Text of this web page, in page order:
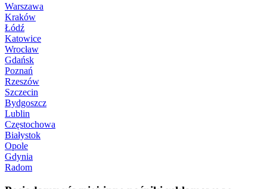
Warszawa
Kraków
Łódź
Katowice
Wrocław
Gdańsk
Poznań
Rzeszów
Szczecin
Bydgoszcz
Lublin
Częstochowa
Białystok
Opole
Gdynia
Radom